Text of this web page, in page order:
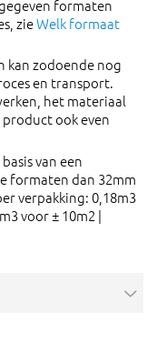
formaten
zieWelk formaat
kan zodoende nog
en transport.
het materiaal
ook even
van een
formaten dan 32mm
verpakking: 0,18m3
voor ± 10m2 |